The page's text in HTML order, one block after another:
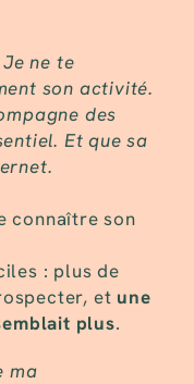
ne te
son activité.
des
Et que sa
connaître son
: plus de
et une
plus.
ma